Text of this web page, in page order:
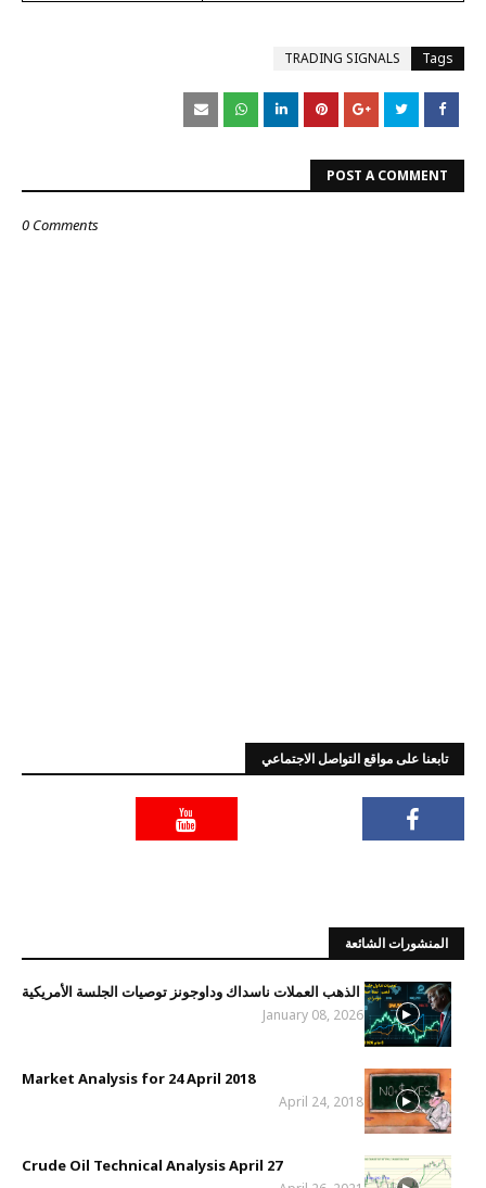
Tags
TRADING SIGNALS
POST A COMMENT
0 Comments
تابعنا على مواقع التواصل الاجتماعي
المنشورات الشائعة
الذهب العملات ناسداك وداوجونز توصيات الجلسة الأمريكية
January 08, 2026
Market Analysis for 24 April 2018
April 24, 2018
Crude Oil Technical Analysis April 27